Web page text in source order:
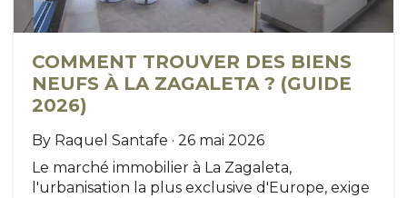
COMMENT TROUVER DES BIENS
NEUFS À LA ZAGALETA ? (GUIDE
2026)
By Raquel Santafe · 26 mai 2026
Le marché immobilier à La Zagaleta,
l'urbanisation la plus exclusive d'Europe, exige